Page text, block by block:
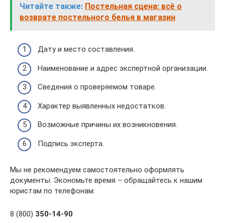
Читайте также: Постельная сцена: всё о
возврате постельного белья в магазин
Дату и место составления.
Наименование и адрес экспертной организации.
Сведения о проверяемом товаре.
Характер выявленных недостатков.
Возможные причины их возникновения.
Подпись эксперта.
Мы не рекомендуем самостоятельно оформлять
документы. Экономьте время – обращайтесь к нашим
юристам по телефонам:
8 (800) 350-14-90